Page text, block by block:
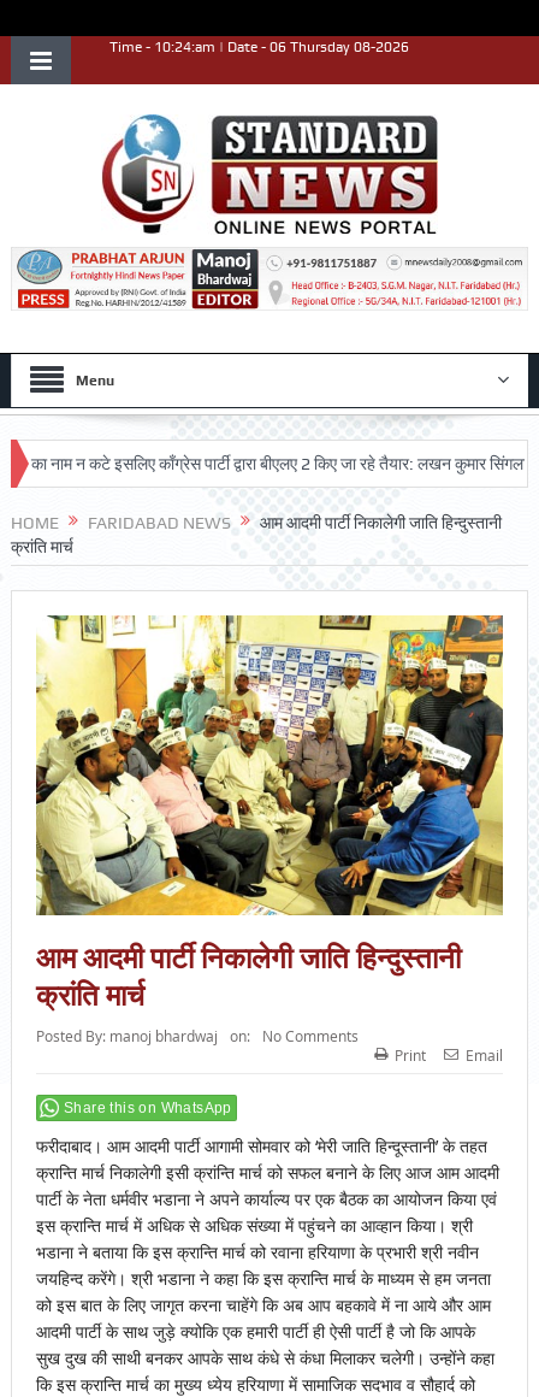
Time - 10:24:am | Date - 06 Thursday 08-2026
Menu
नाम न कटे इसलिए काँग्रेस पार्टी द्वारा बीएलए 2 किए जा रहे तैयार: लखन कुमार सिंगला
HOME FARIDABAD NEWS
आम आदमी पार्टी निकालेगी जाति हिन्दुस्तानी
क्रांति मार्च
आम आदमी पार्टी निकालेगी जाति हिन्दुस्तानी
क्रांति मार्च
Posted By: manoj bhardwaj on:
No Comments
Print
Email
Share this on WhatsApp
फरीदाबाद। आम आदमी पार्टी आगामी सोमवार को ‘मेरी जाति हिन्दूस्तानी’ के तहत
क्रान्ति मार्च निकालेगी इसी क्रांन्ति मार्च को सफल बनाने के लिए आज आम आदमी
पार्टी के नेता धर्मवीर भडाना ने अपने कार्याल्य पर एक बैठक का आयोजन किया एवं
इस क्रान्ति मार्च में अधिक से अधिक संख्या में पहुंचने का आव्हान किया। श्री
भडाना ने बताया कि इस क्रान्ति मार्च को रवाना हरियाणा के प्रभारी श्री नवीन
जयहिन्द करेंगे। श्री भडाना ने कहा कि इस क्रान्ति मार्च के माध्यम से हम जनता
को इस बात के लिए जागृत करना चाहेंगे कि अब आप बहकावे में ना आये और आम
आदमी पार्टी के साथ जुड़े क्योकि एक हमारी पार्टी ही ऐसी पार्टी है जो कि आपके
सुख दुख की साथी बनकर आपके साथ कंधे से कंधा मिलाकर चलेगी। उन्होंने कहा
कि इस क्रान्ति मार्च का मुख्य ध्येय हरियाणा में सामाजिक सदभाव व सौहार्द को